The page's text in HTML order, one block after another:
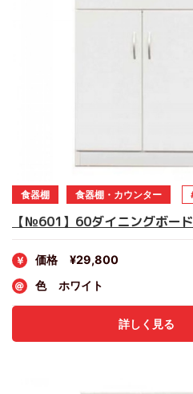
食器棚 食器棚・カウンター
【№601】60ダイニングボード
価格
¥29,800
色
ホワイト
詳しく見る